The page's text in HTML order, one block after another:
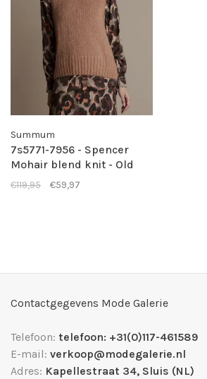
Summum
7s5771-7956 - Spencer
Mohair blend knit - Old
peach
€119,95 €59,97
Contactgegevens Mode Galerie
Telefoon: telefoon: +31(0)117-461589
E-mail: verkoop@modegalerie.nl
Adres: Kapellestraat 34, Sluis (NL)